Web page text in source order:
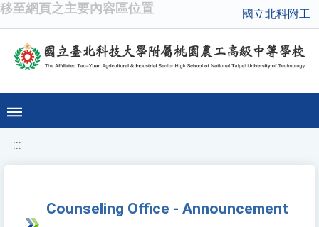
移至網頁之主要內容區位置 國立北科附工
:::
Counseling Office - Announcement